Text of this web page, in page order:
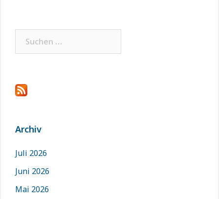
Archiv
Juli 2026
Juni 2026
Mai 2026